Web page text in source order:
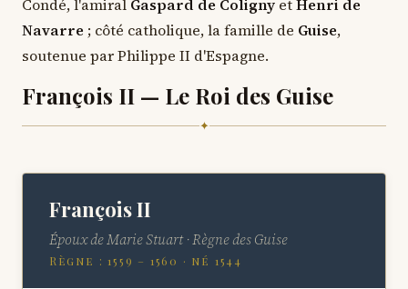
Condé, l'amiral Gaspard de Coligny etHenri de
Navarre ; côté catholique, la famille de Guise,
soutenue par Philippe II d'Espagne.
François II — Le Roi des Guise
✦
François II
Époux de Marie Stuart · Règne des Guise
Règne : 1559 – 1560 · né 1544